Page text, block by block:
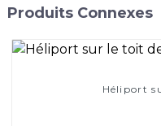
Produits Connexes
Héliport